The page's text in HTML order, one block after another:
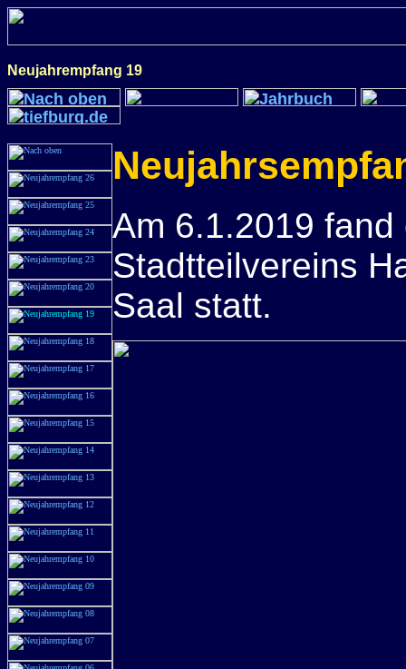
Neujahrempfang 19
Am 6.1.2019
Stadtteilvereins
Saal statt.